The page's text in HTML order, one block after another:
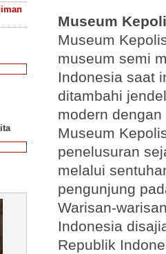
Museum
Museum
museum semi
Indonesia saat
ditambahi
modern
Museum
penelusuran
melalui
pengunjung
Warisan-
Indonesia
Republik